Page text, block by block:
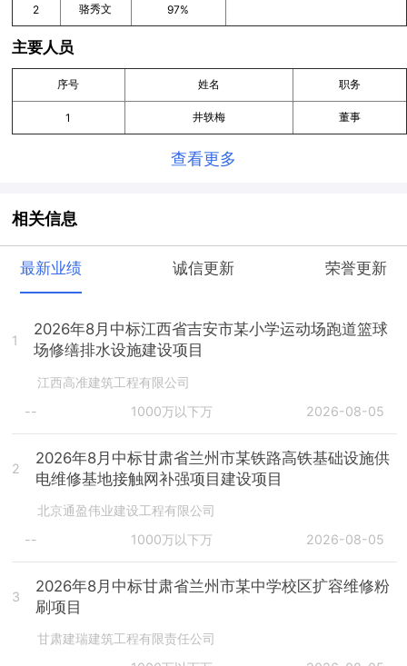
2 骆秀文 97%
主要人员
序号 姓名 职务
1 井轶梅 董事
查看更多
相关信息
最新业绩 诚信更新 荣誉更新
1
2026年8月中标江西省吉安市某小学运动场跑道篮球
场修缮排水设施建设项目
江西高准建筑工程有限公司
--
1000万以下万 2026-08-05
2
2026年8月中标甘肃省兰州市某铁路高铁基础设施供
电维修基地接触网补强项目建设项目
北京通盈伟业建设工程有限公司
--
1000万以下万 2026-08-05
3
2026年8月中标甘肃省兰州市某中学校区扩容维修粉
刷项目
甘肃建瑞建筑工程有限责任公司